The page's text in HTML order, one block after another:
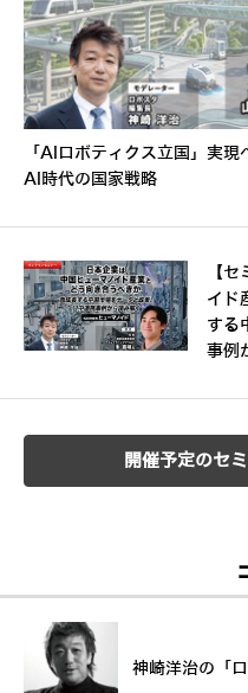
「AIロボティクス立国」実
AI時代の国家戦略
【
イド
する
事例
開催予定のセ
神崎洋治の「